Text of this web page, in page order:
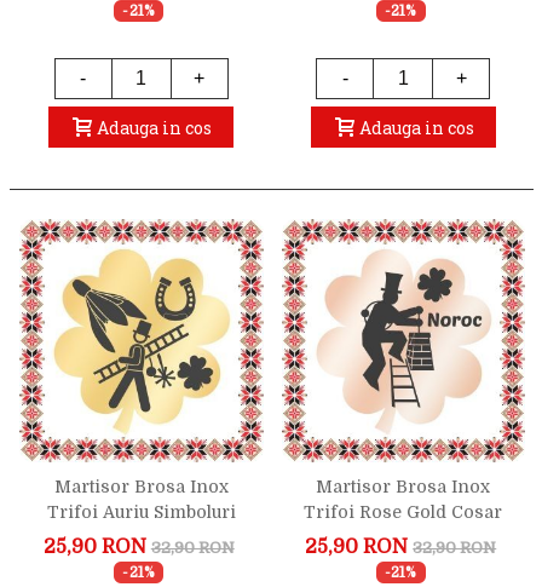
-21%
- +
Adauga in cos
-21%
- +
Adauga in cos
Martisor Brosa Inox
Trifoi Auriu Simboluri
Norocoase
25,90 RON 32,90 RON
-21%
Martisor Brosa Inox
Trifoi Rose Gold Cosar
Noroc
25,90 RON 32,90 RON
-21%